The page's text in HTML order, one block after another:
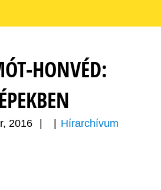
HONVÉD:
2016 Hírarchívum